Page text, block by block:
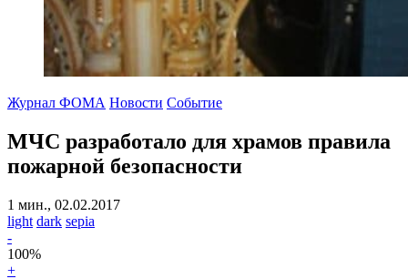
Журнал ФОМА Новости Событие
МЧС разработало для храмов правила
пожарной безопасности
1 мин., 02.02.2017
light dark sepia
-
100%
+